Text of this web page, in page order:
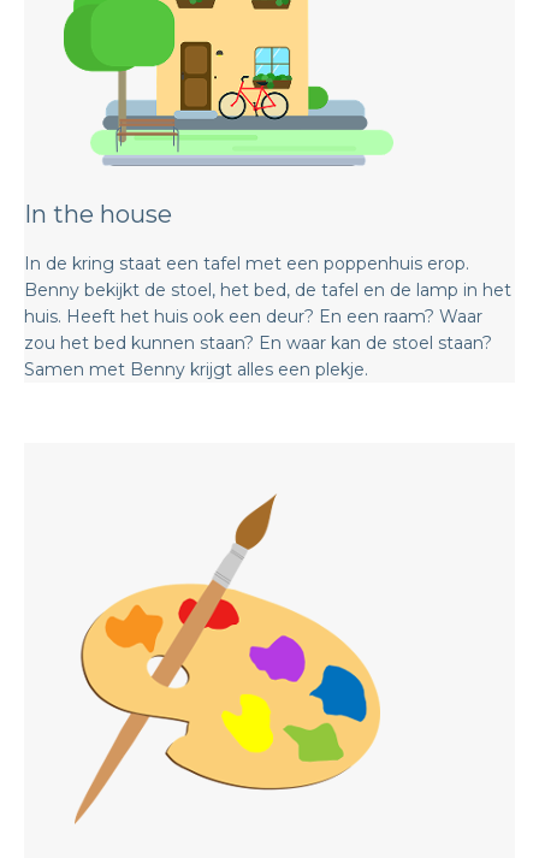
In the house
In de kring staat een tafel met een poppenhuis erop.
Benny bekijkt de stoel, het bed, de tafel en de lamp in het
huis. Heeft het huis ook een deur? En een raam? Waar
zou het bed kunnen staan? En waar kan de stoel staan?
Samen met Benny krijgt alles een plekje.